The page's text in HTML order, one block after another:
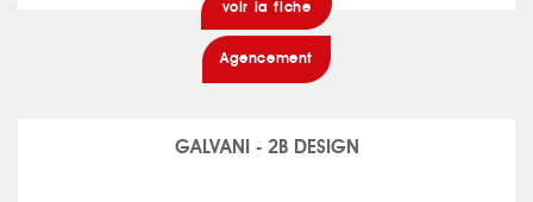
voir la fiche
Agencement
GALVANI - 2B DESIGN